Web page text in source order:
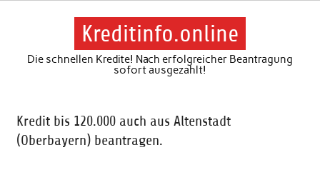
Skip
Kreditinfo.online
Die schnellen Kredite! Nach erfolgreicher Beantragung
sofort ausgezahlt!
Kredit bis 120.000 auch aus Altenstadt
(Oberbayern) beantragen.